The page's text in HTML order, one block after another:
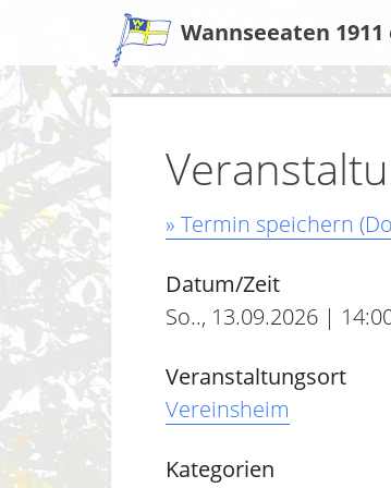
Wannseeaten 1911
» Termin speichern
Datum/Zeit
So.., 13.09.2026 |
Veranstaltungsort
Vereinsheim
Kategorien